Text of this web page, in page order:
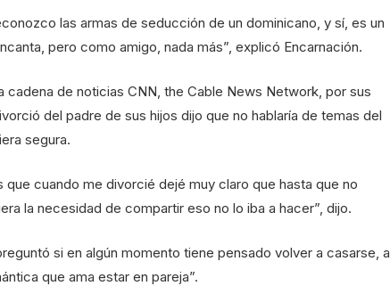
las armas de seducción de un dominicano, y sí, es un
pero como amigo, nada más”, explicó Encarnación.
de noticias CNN, the Cable News Network, por sus
del padre de sus hijos dijo que no hablaría de temas del
segura.
cuando me divorcié dejé muy claro que hasta que no
la necesidad de compartir eso no lo iba a hacer”, dijo.
si en algún momento tiene pensado volver a casarse, a
que ama estar en pareja”.